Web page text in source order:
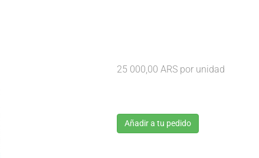
25 000,00 ARS por unidad
Añadir a tu pedido